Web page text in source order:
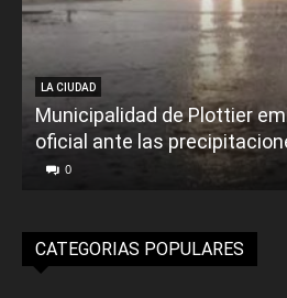
LA CIUDAD
Municipalidad de Plottier
oficial ante las
0
CATEGORIAS POPULARES